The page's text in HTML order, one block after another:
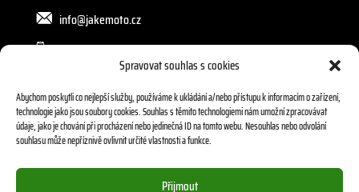
Spravovat souhlas s cookies
Abychom poskytli co nejlepší služby, používáme k ukládání a/nebo přístupu k informacím o zařízení,
technologie jako jsou soubory cookies. Souhlas s těmito technologiemi nám umožní zpracovávat
údaje, jako je chování při procházení nebo jedinečná ID na tomto webu. Nesouhlas nebo odvolání
souhlasu může nepříznivě ovlivnit určité vlastnosti a funkce.
Přijmout
info@jakemoto.cz
605 272 589, 602 240 803